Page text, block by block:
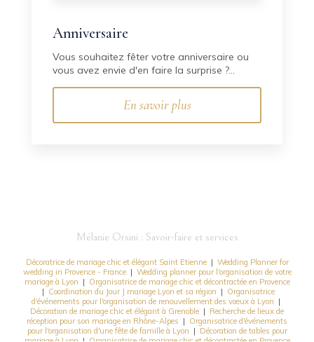
Anniversaire
Vous souhaitez fêter votre anniversaire ou
vous avez envie d'en faire la surprise ?...
En savoir plus
Mélanie Orsini : Savoir-faire et services
Décoratrice de mariage chic et élégant Saint Etienne| Wedding Planner for
wedding in Provence - France| Wedding planner pour l'organisation de votre
mariage à Lyon | Organisatrice de mariage chic et décontractée en Provence
| Coordination du Jour J mariage Lyon et sa région | Organisatrice
d'événements pour l'organisation de renouvellement des vœux à Lyon |
Décoration de mariage chic et élégant à Grenoble | Recherche de lieux de
réception pour son mariage en Rhône-Alpes | Organisatrice d'événements
pour l'organisation d'une fête de famille à Lyon | Décoration de tables pour